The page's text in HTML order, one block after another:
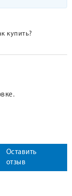
купить?
Оставить
отзыв